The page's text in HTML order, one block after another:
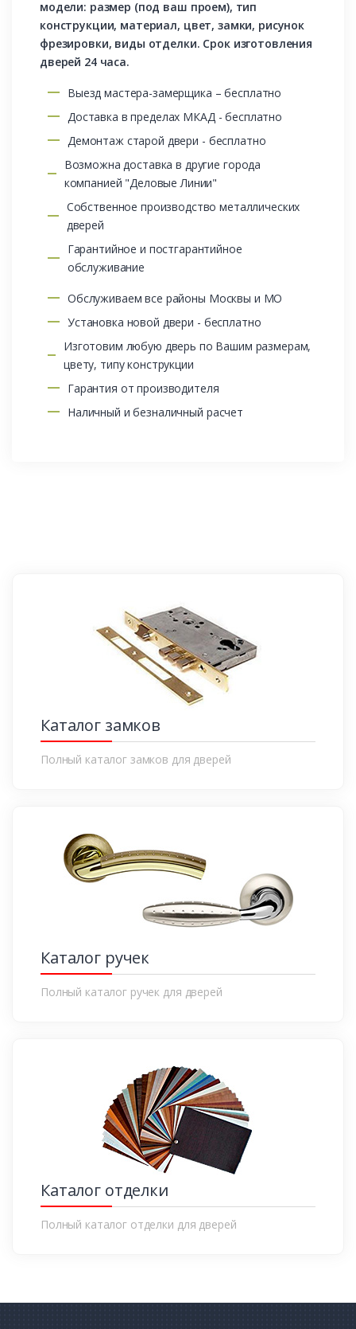
модели: размер (под ваш проем), тип
конструкции, материал, цвет, замки, рисунок
фрезировки, виды отделки. Срок изготовления
дверей 24 часа.
Выезд мастера-замерщика – бесплатно
Доставка в пределах МКАД - бесплатно
Демонтаж старой двери - бесплатно
Возможна доставка в другие города
компанией "Деловые Линии"
Собственное производство металлических
дверей
Гарантийное и постгарантийное
обслуживание
Обслуживаем все районы Москвы и МО
Установка новой двери - бесплатно
Изготовим любую дверь по Вашим размерам,
цвету, типу конструкции
Гарантия от производителя
Наличный и безналичный расчет
Каталог замков
Полный каталог замков для дверей
Каталог ручек
Полный каталог ручек для дверей
Каталог отделки
Полный каталог отделки для дверей